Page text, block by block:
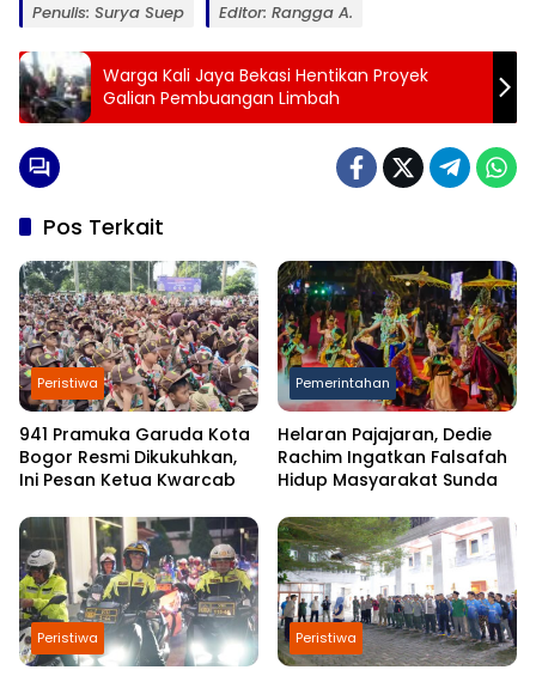
Penulis: Surya Suep Editor: Rangga A.
Warga Kali Jaya Bekasi Hentikan Proyek
Galian Pembuangan Limbah
Pos Terkait
Peristiwa
941 Pramuka Garuda Kota
Bogor Resmi Dikukuhkan,
Ini Pesan Ketua Kwarcab
Pemerintahan
Helaran Pajajaran, Dedie
Rachim Ingatkan Falsafah
Hidup Masyarakat Sunda
Peristiwa Peristiwa